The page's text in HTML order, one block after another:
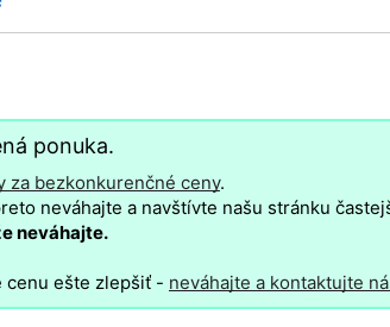
ponuka.
za bezkonkurenčné ceny.
neváhajte a navštívte našu stránku
neváhajte.
cenu ešte zlepšiť - neváhajte a kontaktujte